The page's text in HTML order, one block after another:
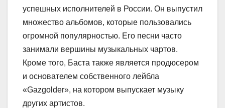
успешных исполнителей в России. Он выпустил
множество альбомов, которые пользовались
огромной популярностью. Его песни часто
занимали вершины музыкальных чартов.
Кроме того, Баста также является продюсером
и основателем собственного лейбла
«Gazgolder», на котором выпускает музыку
других артистов.